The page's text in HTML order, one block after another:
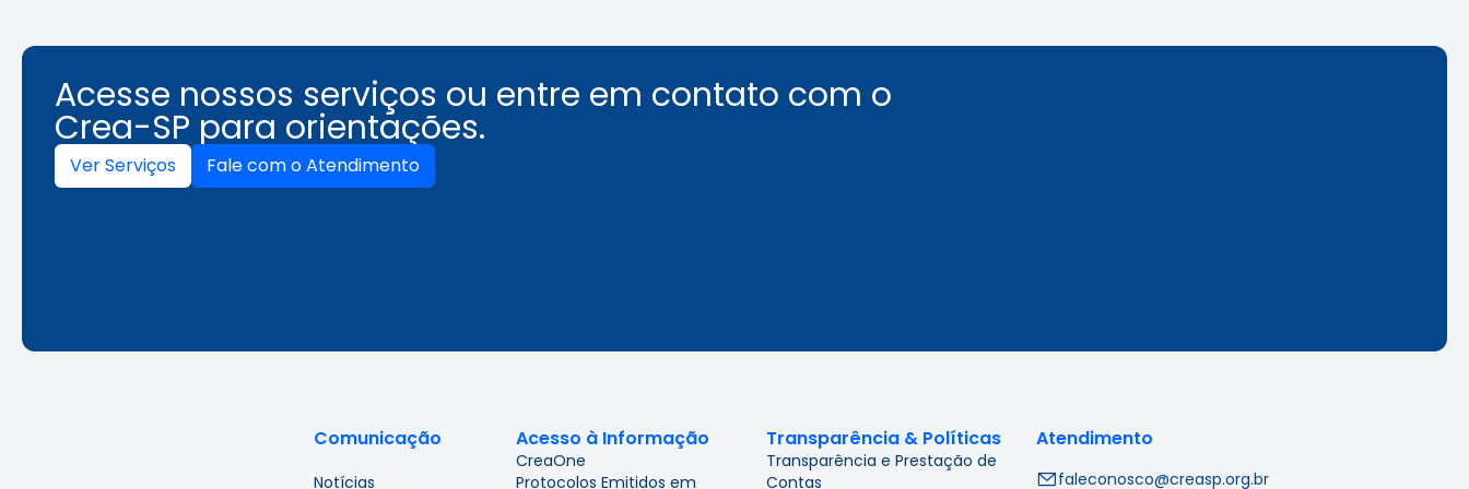
Acesse nossos serviços ou entre em contato com o
Crea-SP para orientações.
Ver Serviços Fale com o Atendimento
Comunicação
Notícias
Acesso à Informação
CreaOne
Protocolos Emitidos em
Transparência & Políticas
Transparência e Prestação de
Contas
Atendimento
faleconosco@creasp.org.br